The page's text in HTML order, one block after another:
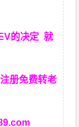
的决定就
册免费转老